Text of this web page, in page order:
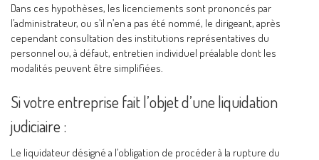
Dans ces hypothèses, les licenciements sont prononcés par
l’administrateur, ou s’il n’en a pas été nommé, le dirigeant, après
cependant consultation des institutions représentatives du
personnel ou, à défaut, entretien individuel préalable dont les
modalités peuvent être simplifiées.
Si votre entreprise fait l’objet d’une liquidation
judiciaire :
Le liquidateur désigné a l’obligation de procéder à la rupture du